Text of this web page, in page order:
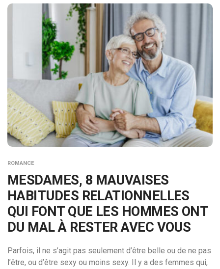
ROMANCE
MESDAMES, 8 MAUVAISES
HABITUDES RELATIONNELLES
QUI FONT QUE LES HOMMES ONT
DU MAL À RESTER AVEC VOUS
Parfois, il ne s’agit pas seulement d’être belle ou de ne pas
l’être, ou d’être sexy ou moins sexy. Il y a des femmes qui,